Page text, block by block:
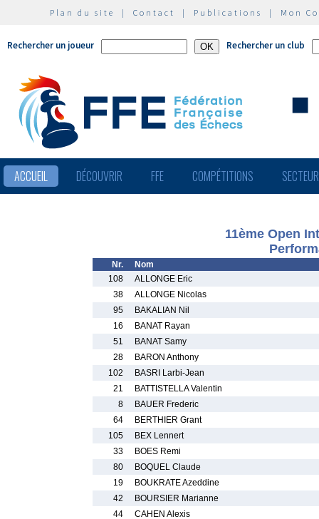
Plan du site | Contact | Publications | Mon
Rechercher un joueur Rechercher un club
ACCUEIL DÉCOUVRIR FFE COMPÉTITIONS
11ème Open
Nr.
Nom
108
ALLONGE Eric
38
ALLONGE Nicolas
95
BAKALIAN Nil
16
BANAT Rayan
51
BANAT Samy
28
BARON Anthony
102
BASRI Larbi-Jean
21
BATTISTELLA Valentin
8
BAUER Frederic
64
BERTHIER Grant
105
BEX Lennert
33
BOES Remi
80
BOQUEL Claude
19
BOUKRATE Azeddine
42
BOURSIER Marianne
44
CAHEN Alexis